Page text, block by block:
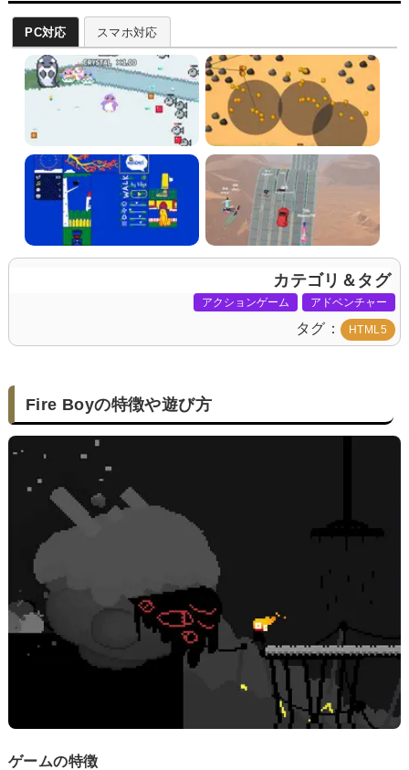
PC対応 スマホ対応
カテゴリ＆タグ
アクションゲーム アドベンチャー
タグ HTML5
Fire Boyの特徴や遊び方
ゲームの特徴